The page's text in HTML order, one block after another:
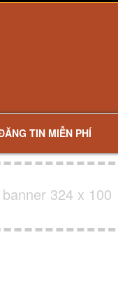
TIN MIỄN PHÍ
324 x 100